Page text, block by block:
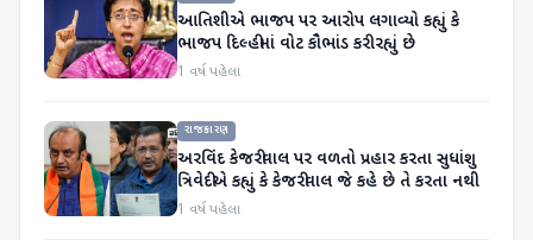
આતિશીએ ભાજપ પર આરોપ લગાવ્યો કહ્યું કે
ભાજપ દિલ્હીમાં વોટ કૌભાંડ કરી રહ્યું છે
1 વર્ષ પહેલા
રાજકારણ
અરવિંદ કેજરીવાલ પર વળતો પ્રહાર કરતા સુધાંશુ
ત્રિવેદીએ કહ્યું કે કેજરીવાલ જે કહે છે તે કરતા નથી
1 વર્ષ પહેલા